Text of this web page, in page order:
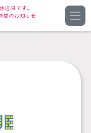
店日です。
間のお知らせ